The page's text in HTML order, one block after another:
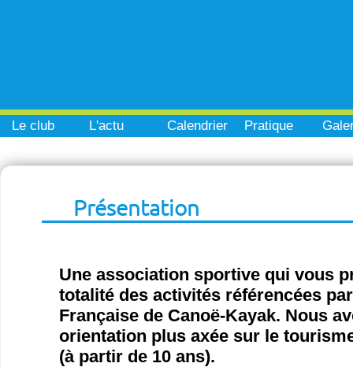
Le club L'actu Calendrier Pratique
Présentation
Une association sportive qui vous
totalité des activités référencées
Française de Canoë-Kayak. Nous
orientation plus axée sur le
(à partir de 10 ans).